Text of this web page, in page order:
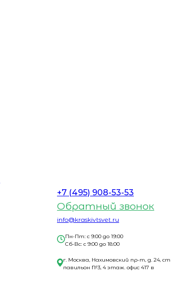
+7 (495) 908-53-53
Обратный звонок
info@kraskivtsvet.ru
Пн-Пт: с 9:00 до 19:00
Сб-Вс: с 9:00 до 18:00
г. Москва, Нахимовский пр-т, д. 24,
павильон №3, 4 этаж. офис 417 в